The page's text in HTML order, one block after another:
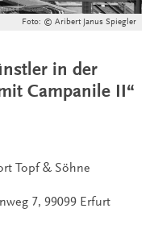
Foto: © Aribert Janus Spiegler
in der
Campanile II“
Topf & Söhne
7, 99099 Erfurt